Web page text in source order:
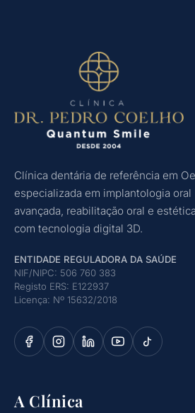
Clínica dentária de referência em
especializada em implantologia oral
avançada, reabilitação oral e
com tecnologia digital 3D.
ENTIDADE REGULADORA DA SAÚDE
NIF/NIPC: 506 760 383
Registo ERS: E122937
Licença: Nº 15632/2018
A Clínica